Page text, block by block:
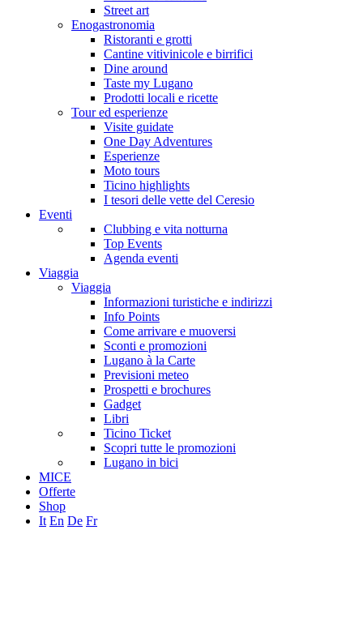
Street art
Enogastronomia
Ristoranti e grotti
Cantine vitivinicole e birrifici
Dine around
Taste my Lugano
Prodotti locali e ricette
Tour ed esperienze
Visite guidate
One Day Adventures
Esperienze
Moto tours
Ticino highlights
I tesori delle vette del Ceresio
Eventi
Clubbing e vita notturna
Top Events
Agenda eventi
Viaggia
Viaggia
Informazioni turistiche e indirizzi
Info Points
Come arrivare e muoversi
Sconti e promozioni
Lugano à la Carte
Previsioni meteo
Prospetti e brochures
Gadget
Libri
Ticino Ticket
Scopri tutte le promozioni
Lugano in bici
MICE
Offerte
Shop
It En De Fr